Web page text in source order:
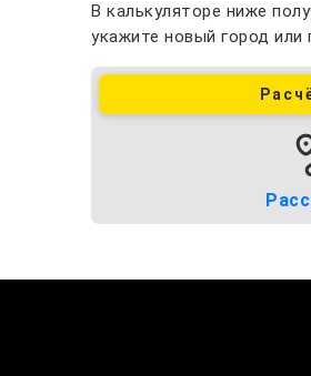
В калькуляторе ниже
укажите новый город или